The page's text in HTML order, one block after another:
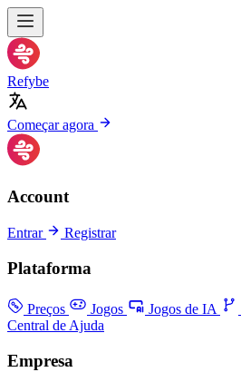
Refybe
Começar agora
Account
Entrar Registrar
Plataforma
Preços Jogos Jogos de IA
Central de Ajuda
Empresa